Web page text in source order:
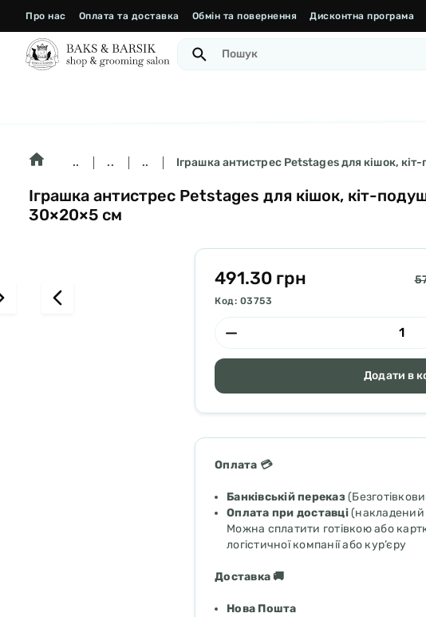
Про нас Оплата та доставка Обмін та повернення Дисконтна програма
.. .. .. Іграшка антистрес Petstages для кішок,
Іграшка антистрес Petstages для кішок, кіт-
30×20×5 см
491.30 грн
Код: 03753
Додати в
Оплата 💳
Банківській переказ
Оплата при доставці(накладений
Можна сплатити готівкою або
логістичної компанії або кур’єру
Доставка 🚚
Нова Пошта